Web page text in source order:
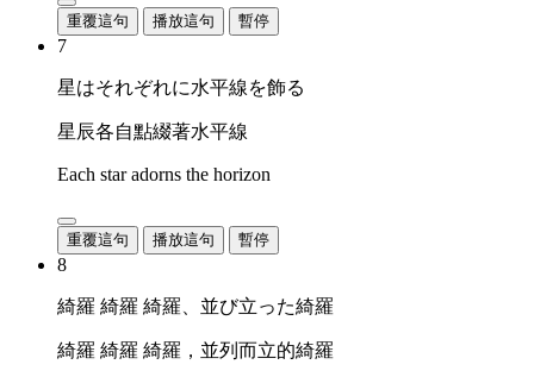
重覆這句 播放這句 暫停
7
星はそれぞれに水平線を飾る
星辰各自點綴著水平線
Each star adorns the horizon
重覆這句 播放這句 暫停
8
綺羅 綺羅 綺羅、並び立った綺羅
綺羅 綺羅 綺羅，並列而立的綺羅